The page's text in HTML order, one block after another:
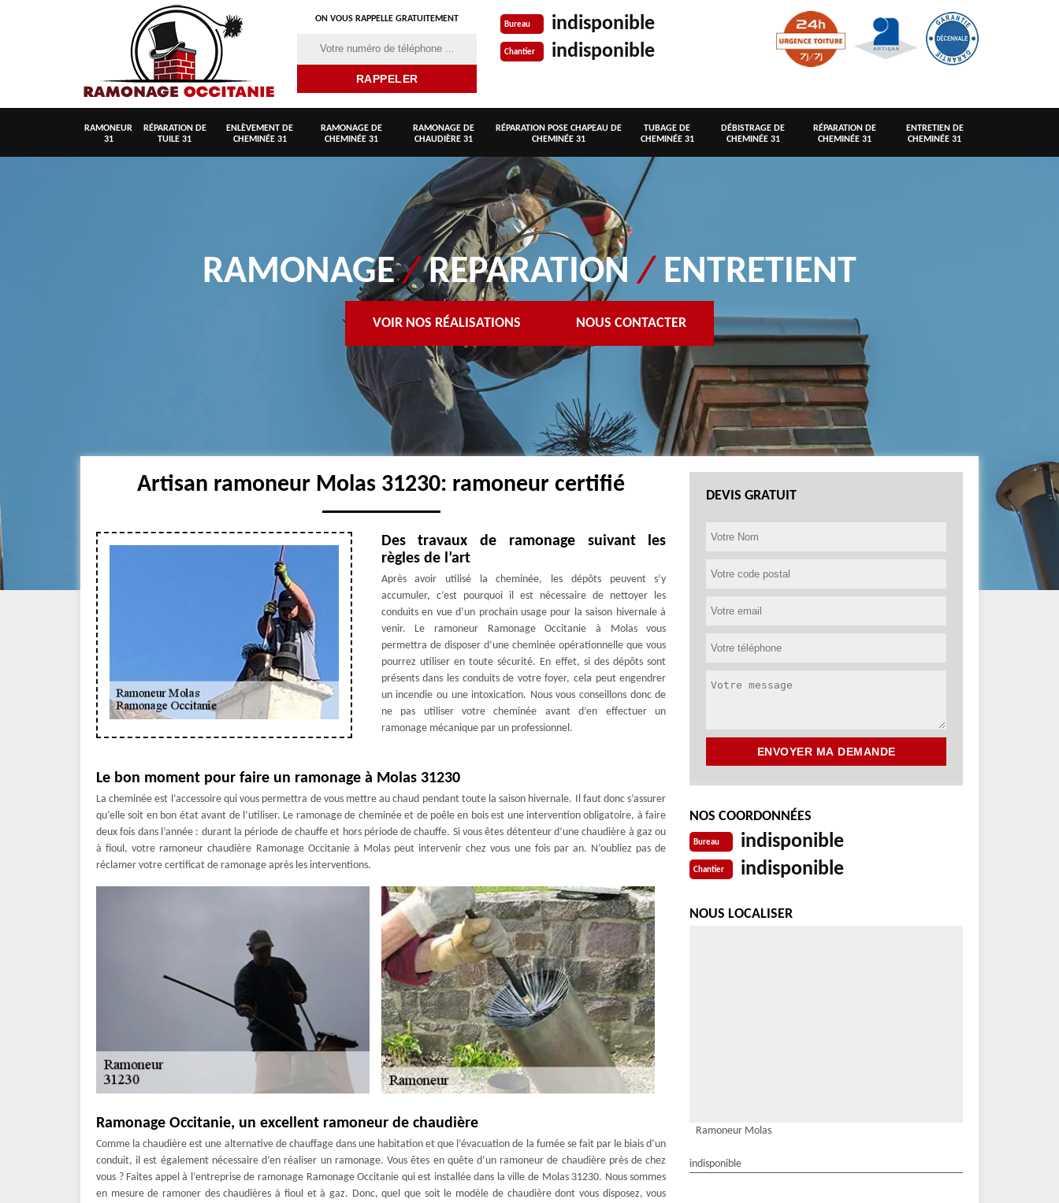
ON VOUS RAPPELLE GRATUITEMENT
Bureau indisponible
Chantier indisponible
RAMONEUR
31
RÉPARATION DE
TUILE 31
ENLÈVEMENT DE
CHEMINÉE 31
RAMONAGE DE
CHEMINÉE 31
RAMONAGE DE
CHAUDIÈRE 31
RÉPARATION POSE CHAPEAU DE
CHEMINÉE 31
TUBAGE DE
CHEMINÉE 31
DÉBISTRAGE DE
CHEMINÉE 31
RÉPARATION DE
CHEMINÉE 31
ENTRETIEN DE
CHEMINÉE 31
RAMONAGE/REPARATION/ ENTRETIENT
VOIR NOS RÉALISATIONS NOUS CONTACTER
Artisan ramoneur Molas 31230: ramoneur certifié
Des travaux de ramonage suivant les
règles de l’art
Après avoir utilisé la cheminée, les dépôts peuvent s’y
accumuler, c’est pourquoi il est nécessaire de nettoyer les
conduits en vue d’un prochain usage pour la saison hivernale à
venir. Le ramoneur Ramonage Occitanie à Molas vous
permettra de disposer d’une cheminée opérationnelle que vous
pourrez utiliser en toute sécurité. En effet, si des dépôts sont
présents dans les conduits de votre foyer, cela peut engendrer
un incendie ou une intoxication. Nous vous conseillons donc de
ne pas utiliser votre cheminée avant d’en effectuer un
ramonage mécanique par un professionnel.
Le bon moment pour faire un ramonage à Molas 31230
La cheminée est l’accessoire qui vous permettra de vous mettre au chaud pendant toute la saison hivernale. Il faut donc s’assurer
qu’elle soit en bon état avant de l’utiliser. Le ramonage de cheminée et de poêle en bois est une intervention obligatoire, à faire
deux fois dans l’année : durant la période de chauffe et hors période de chauffe. Si vous êtes détenteur d’une chaudière à gaz ou
à fioul, votre ramoneur chaudière Ramonage Occitanie à Molas peut intervenir chez vous une fois par an. N’oubliez pas de
réclamer votre certificat de ramonage après les interventions.
Ramonage Occitanie, un excellent ramoneur de chaudière
Comme la chaudière est une alternative de chauffage dans une habitation et que l’évacuation de la fumée se fait par le biais d’un
conduit, il est également nécessaire d’en réaliser un ramonage. Vous êtes en quête d’un ramoneur de chaudière près de chez
vous ? Faites appel à l’entreprise de ramonage Ramonage Occitanie qui est installée dans la ville de Molas 31230. Nous sommes
en mesure de ramoner des chaudières à fioul et à gaz. Donc, quel que soit le modèle de chaudière dont vous disposez, vous
DEVIS GRATUIT
NOS COORDONNÉES
Bureau indisponible
Chantier indisponible
NOUS LOCALISER
Ramoneur Molas
indisponible